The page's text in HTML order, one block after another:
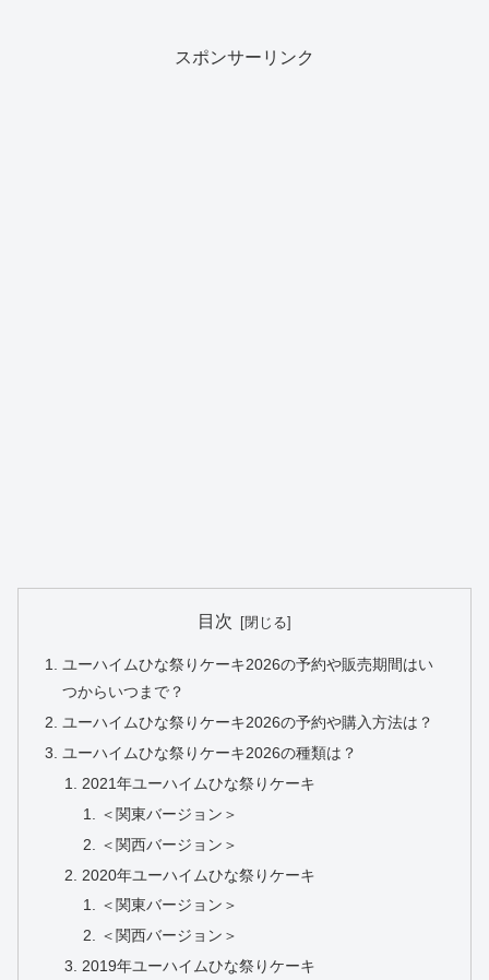
スポンサーリンク
目次
ユーハイムひな祭りケーキ2026の予約や販売期間はい
つからいつまで？
ユーハイムひな祭りケーキ2026の予約や購入方法は？
ユーハイムひな祭りケーキ2026の種類は？
2021年ユーハイムひな祭りケーキ
＜関東バージョン＞
＜関西バージョン＞
2020年ユーハイムひな祭りケーキ
＜関東バージョン＞
＜関西バージョン＞
2019年ユーハイムひな祭りケーキ